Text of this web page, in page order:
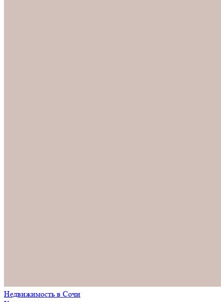
Недвижимость в Сочи